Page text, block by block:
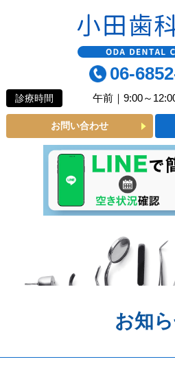
06-
診療時間 午前｜9:00～
お問い合わせ
よくあるご質問
診療MENU
一般歯科
小児歯科
ホワイトニング
お知